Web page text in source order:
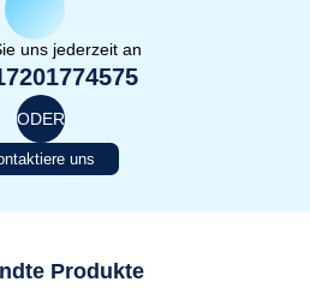
uns jederzeit an
ODER
uns
Produkte